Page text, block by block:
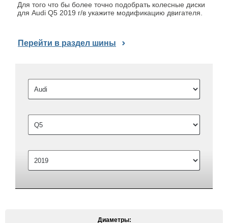
Для того что бы более точно подобрать колесные диски
для Audi Q5 2019 г/в укажите модификацию двигателя.
Перейти в раздел шины
Диаметры: